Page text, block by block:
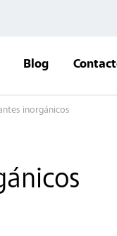
Blog
inorgánicos